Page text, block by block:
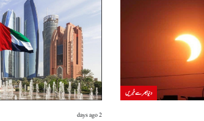
2 days ago
دنیا بھر سے خبریں